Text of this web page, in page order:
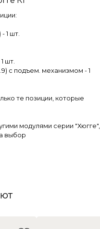
1 шт.
шт.
с подъем. механизмом - 1
те позиции, которые
модулями серии "Хюгге",
выбор